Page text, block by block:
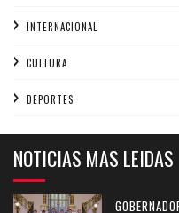
INTERNACIONAL
CULTURA
DEPORTES
NOTICIAS MAS LEIDAS